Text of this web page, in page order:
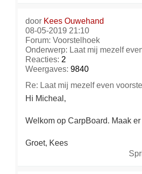
door Kees Ouwehand
08-05-2019 21:10
Forum: Voorstelhoek
Onderwerp: Laat mij mezelf
Reacties: 2
Weergaves: 9840
Re: Laat mij mezelf even
Hi Micheal,
Welkom op CarpBoard. Maak er
Groet, Kees